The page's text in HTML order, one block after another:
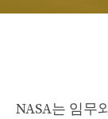
NASA는 임무